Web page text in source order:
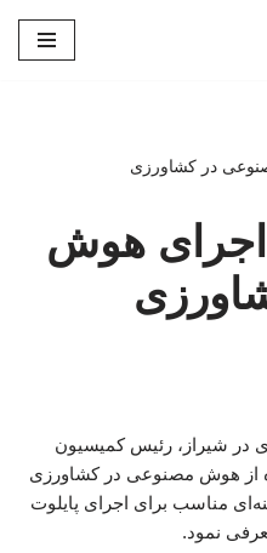
در کشاورزی
اجرای هوش
در شیراز، رئیس کمیسیون
از هوش مصنوعی در کشاورزی
مناسب برای اجرای پایلوت
نمود.